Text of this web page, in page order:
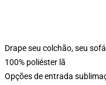
Drape seu colchão, seu
100% poliéster lã
Opções de entrada